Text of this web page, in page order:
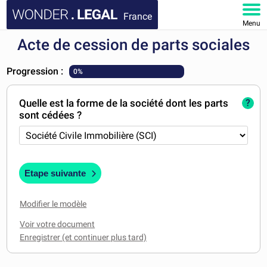
France
Menu
ACCUEIL
DOCUMENTS
FAQ
MON COMPTE
Acte de cession de parts sociales
Progression : 0%
Quelle est la forme de la société dont les parts
sont cédées ?
?
Etape suivante
Modifier le modèle
Voir votre document